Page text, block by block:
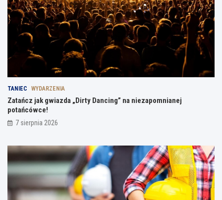
TANIEC WYDARZENIA
Zatańcz jak gwiazda „Dirty Dancing” na niezapomnianej
potańcówce!
7 sierpnia 2026